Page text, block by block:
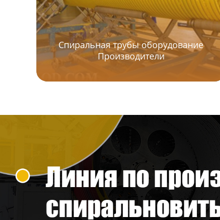
ребрами
Линия для однослойных
гофрированных труб
Линия по производству труб
Линия по производству
пластиковых плит
Спиральная трубы оборудование
Производители